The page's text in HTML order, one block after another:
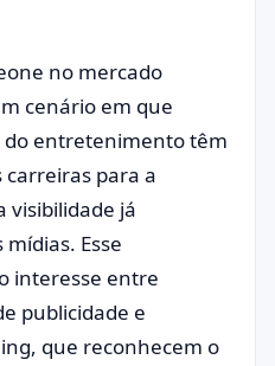
no mercado
cenário em que
entretenimento têm
carreiras para a
visibilidade já
Esse
interesse entre
publicidade e
que reconhecem o